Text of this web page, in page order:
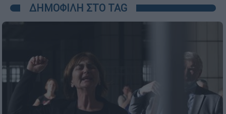
ΔΗΜΟΦΙΛΗ ΣΤΟ TAG